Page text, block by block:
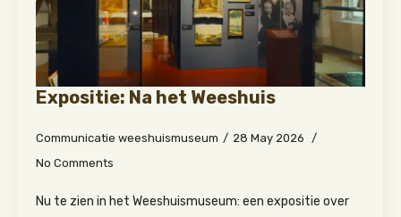
Expositie: Na het Weeshuis
Communicatie weeshuismuseum
28 May 2026
No Comments
Nu te zien in het Weeshuismuseum: een expositie over